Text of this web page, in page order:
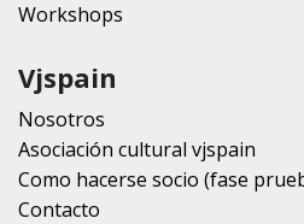
Workshops
Vjspain
Nosotros
Asociación cultural vjspain
Como hacerse socio (fase
Contacto